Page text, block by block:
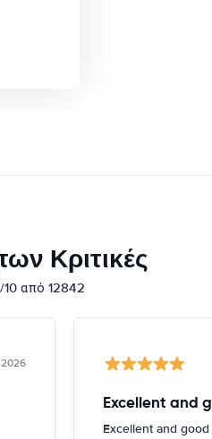
Κριτικές
10 από 12842
Excellent and
Excellent and good